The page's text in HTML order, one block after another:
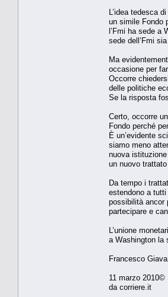
L’idea tedesca
un simile Fondo
l’Fmi ha sede a
sede dell’Fmi
Ma
occasione per
Occorre
delle politiche
Se la risposta
Certo, occorre
Fondo perché
È un’evidente
siamo meno
nuova
un nuovo
Da tempo i
estendono a
possibilità ancor
partecipare e
L’unione
a Washington la
Francesco
11 marzo 2010©
da corriere.it